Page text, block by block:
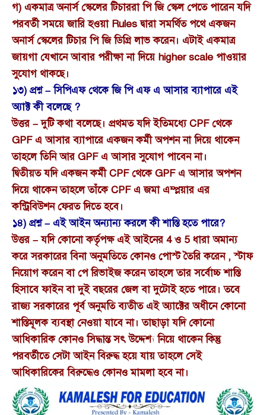
গ) একমাত্র অনার্স স্কেলের টিচাররা পি জি স্কেল পেতে পারেন যদি
পরবর্তী সময়ে জারি হওয়া Rules দ্বারা সমর্থিত পথে একজন
অনার্স স্কেলের টিচার পি জি ডিগ্রি লাভ করেন। এটাই একমাত্র
জায়গা যেখানে আবার পরীক্ষা না দিয়ে higher scale পাওয়ার
সুযোগ থাকছে।
১৩) প্রশ্ন – সিপিএফ থেকে জি পি এফ এ আসার ব্যাপারে এই
অ্যাক্ট কী বলেছে ?
উত্তর – দুটি কথা বলেছে। প্রথমত যদি ইতিমধ্যে CPF থেকে
GPF এ আসার ব্যাপারে একজন কর্মী অপশন না দিয়ে থাকেন
তাহলে তিনি আর GPF এ আসার সুযোগ পাবেন না।
দ্বিতীয়ত যদি একজন কর্মী CPF থেকে GPF এ আসার অপশন
দিয়ে থাকেন তাহলে তাঁকে CPF এ জমা এম্প্লয়ার এর
কন্ট্রিবিউশন ফেরত দিতে হবে।
১৪) প্রশ্ন – এই আইন অন্যান্য করলে কী শাস্তি হতে পারে?
উত্তর – যদি কোনো কর্তৃপক্ষ এই আইনের 4 ও 5 ধারা অমান্য
করে সরকারের বিনা অনুমতিতে কোনও পোস্ট তৈরি করেন , স্টাফ
নিয়োগ করেন বা পে রিভাইজ করেন তাহলে তার সর্বোচ্চ শাস্তি
হিসাবে ফাইন বা দুই বছরের জেল বা দুটোই হতে পারে। তবে
রাজ্য সরকারের পূর্ব অনুমতি ব্যতীত এই অ্যাক্টের অধীনে কোনো
শাস্তিমূলক ব্যবস্থা নেওয়া যাবে না। তাছাড়া যদি কোনো
আধিকারিক কোনও সিদ্ধান্ত সৎ উদ্দেশ্য নিয়ে থাকেন কিন্তু
পরবর্তীতে সেটা আইন বিরুদ্ধ হয়ে যায় তাহলে সেই
আধিকারিকের বিরুদ্ধেও কোনও মামলা হবে না।